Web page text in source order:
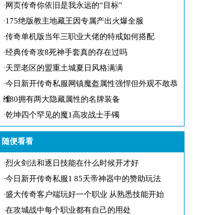
· 网页传奇你依旧是我永远的“目标”
·175绝版教主地藏王因专属产出火爆全服
·传奇单机版当年三职业大佬的特戒如何搭配
·经典传奇攻8死神手套真的存在过吗
·天罡老区的盟重土城夏日风格满满
·今日新开传奇私服网镇魔盔属性强悍但外观不敢恭
维
·180拥有两大隐藏属性的名牌装备
·乾坤四个罕见的魔1高攻战士手镯
随便看看
·烈火剑法和逐日技能在什么时候开才好
·今日新开传奇私服1 85天帝神器中的赞助玩法
·盛大传奇客户端玩好一个职业 从熟悉技能开始
·在攻城战中每个职业都有自己的用处